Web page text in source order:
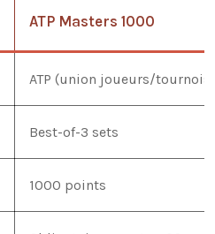
ATP Masters 1000
ATP (union joueurs/tournois)
Best-of-3 sets
1000 points